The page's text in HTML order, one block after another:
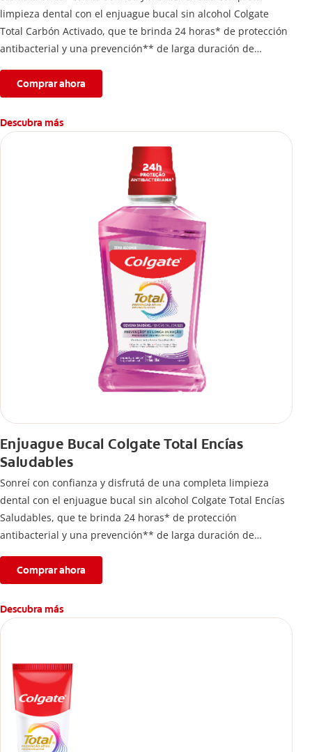
limpieza dental con el enjuague bucal sin alcohol Colgate
Total Carbón Activado, que te brinda 24 horas* de protección
antibacterial y una prevención** de larga duración de
Comprar ahora
Descubra más
Enjuague Bucal Colgate Total Encías
Saludables
Sonreí con confianza y disfrutá de una completa limpieza
dental con el enjuague bucal sin alcohol Colgate Total Encías
Saludables, que te brinda 24 horas* de protección
antibacterial y una prevención** de larga duración de
Comprar ahora
Descubra más